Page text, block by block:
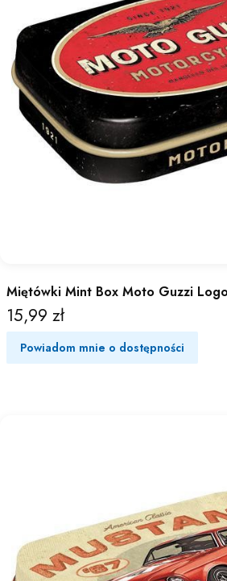
Miętówki Mint Box Moto Guzzi
Cena
15,99 zł
Powiadom mnie o dostępności